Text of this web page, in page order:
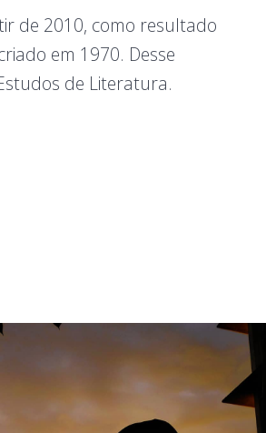
de 2010, como resultado
em 1970. Desse
de Literatura.